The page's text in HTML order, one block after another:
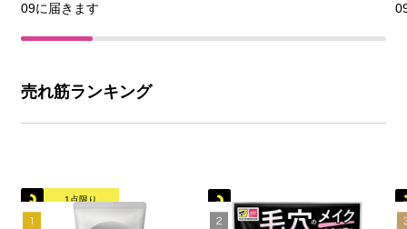
09に届きます
売れ筋ランキング
1点限り